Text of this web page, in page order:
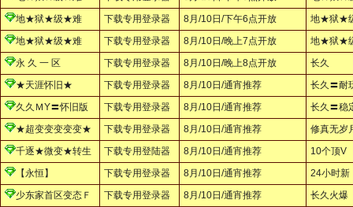
地★狱★级★难
下载专用登录器 8月/10日/下午6点开放
地★狱★
地★狱★级★难
下载专用登录器 8月/10日/晚上7点开放
地★狱★
永 久 一 区
下载专用登录器 8月/10日/晚上8点开放
长久
★天涯怀旧★
下载专用登录器 8月/10日/通宵推荐
长久〓耐
久久ＭY〓怀旧版
下载专用登录器 8月/10日/通宵推荐
长久〓稳
★超变变变变变★
下载专用登录器 8月/10日/通宵推荐
修真无岁
千逐★微变★转生
下载专用登陆器 8月/10日/通宵推荐
10个顶V
【永恒】
下载专用登录器 8月/10日/通宵推荐
24小时新
少东家首区变态Ｆ
下载专用登录器 8月/10日/通宵推荐
长久火爆